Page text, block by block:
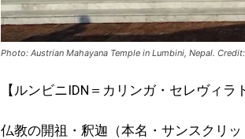
Photo: Austrian Mahayana Temple in Lumbini, Nepal.
【ルンビニIDN＝カリンガ・セレヴィラ
仏教の開祖・釈迦（本名・サンスクリ